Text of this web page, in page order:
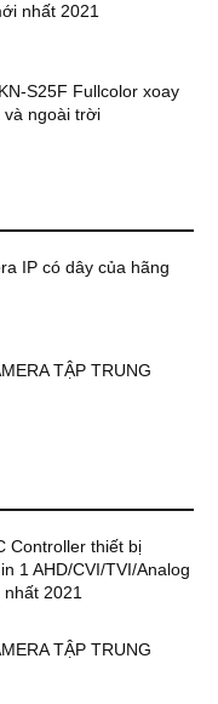
nhất 2021
S25F Fullcolor xoay
và ngoài trời
IP có dây của hãng
TẬP TRUNG
Controller thiết bị
1 AHD/CVI/TVI/Analog
nhất 2021
TẬP TRUNG